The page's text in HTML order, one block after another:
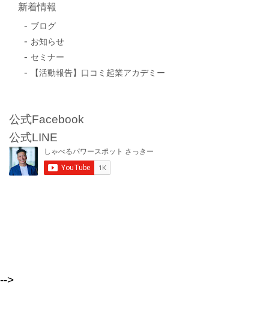
新着情報
ブログ
お知らせ
セミナー
【活動報告】口コミ起業アカデミー
公式Facebook
公式LINE
-->